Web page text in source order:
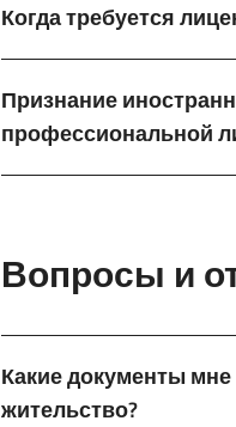
Когда требуется
Признание
профессиональной
Вопросы и
Какие документы
жительство?